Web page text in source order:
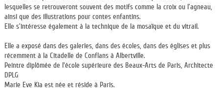
lesquelles se retrouveront souvent des motifs comme la croix ou l’agneau,
ainsi que des illustrations pour contes enfantins.
Elle s’intéresse également à la technique de la mosaïque et du vitrail.
Elle a exposé dans des galeries, dans des écoles, dans des églises et plus
récemment à la Citadelle de Conflans à Albertville.
Peintre diplômée de l'école supérieure des Beaux-Arts de Paris, Architecte
DPLG
Marie Eve Kia est née et réside à Paris.